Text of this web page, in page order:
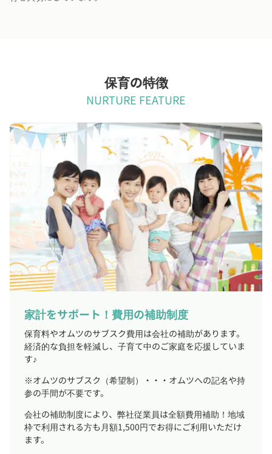
保育の特徴
NURTURE FEATURE
家計をサポート！費用の補助制度
保育料やオムツのサブスク費用は会社の補助があります。
経済的な負担を軽減し、子育て中のご家庭を応援していま
す♪
※オムツのサブスク（希望制）・・・オムツへの記名や持
参の手間が不要です。
会社の補助制度により、弊社従業員は全額費用補助！地域
枠で利用される方も月額1,500円でお得にご利用いただけ
ます。